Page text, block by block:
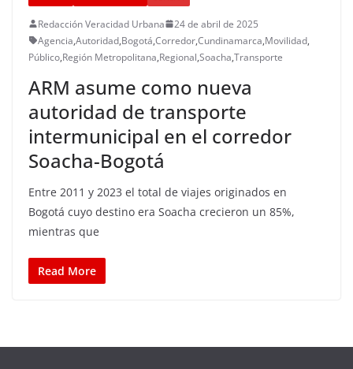
Redacción Veracidad Urbana
24 de abril de 2025
Agencia,Autoridad,Bogotá,Corredor,Cundinamarca,Movilidad,
Público,Región Metropolitana,Regional,Soacha,Transporte
ARM asume como nueva
autoridad de transporte
intermunicipal en el corredor
Soacha-Bogotá
Entre 2011 y 2023 el total de viajes originados en
Bogotá cuyo destino era Soacha crecieron un 85%,
mientras que
Read More